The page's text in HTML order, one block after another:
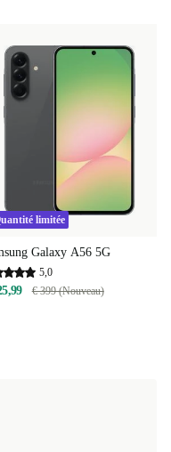
limitée
Galaxy A56 5G
5,0
€ 399 (Nouveau)